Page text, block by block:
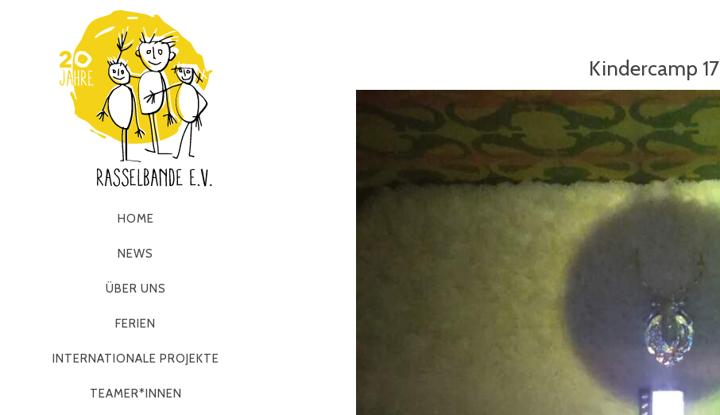
HOME
NEWS
ÜBER UNS
FERIEN
INTERNATIONALE PROJEKTE
TEAMER*INNEN
Kindercamp 17